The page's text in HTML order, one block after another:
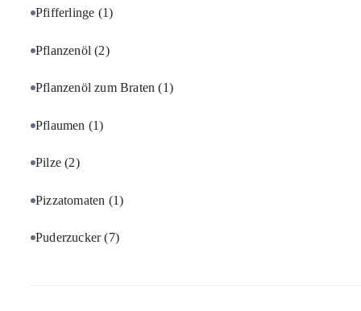
Pfifferlinge (1)
Pflanzenöl(2)
Pflanzenöl zum Braten(1)
Pflaumen (1)
Pilze(2)
Pizzatomaten (1)
Puderzucker(7)